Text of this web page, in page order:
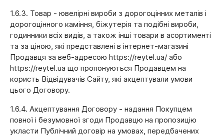
1.6.3. Товар - ювелірні вироби з дорогоцінних металів і
дорогоцінного каміння, біжутерія та подібні вироби,
годинники всіх видів, а також інші товари в асортименті
та за ціною, які представлені в інтернет-магазині
Продавця за веб-адресою https://reytel.ua/ або
https://reytel.ua що пропонуються Продавцем на
користь Відвідувачів Сайту, які акцептували умови
цього Договору.
1.6.4. Акцептування Договору - надання Покупцем
повної і безумовної згоди Продавцю на пропозицію
укласти Публічний договір на умовах, передбачених